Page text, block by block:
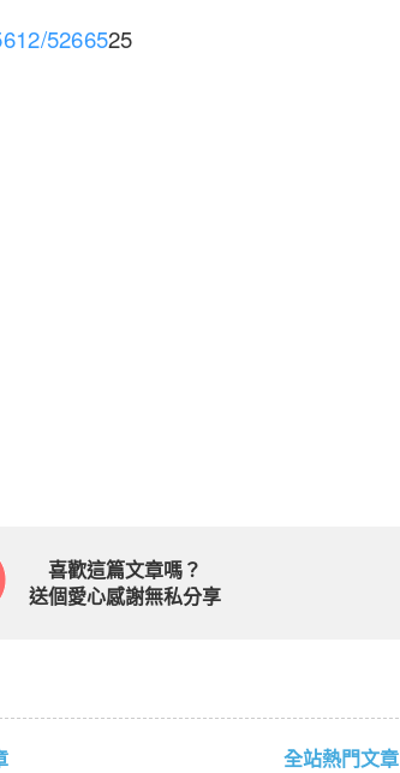
5266525
喜歡這篇文章嗎？
送個愛心感謝無私分享
全站熱門文章